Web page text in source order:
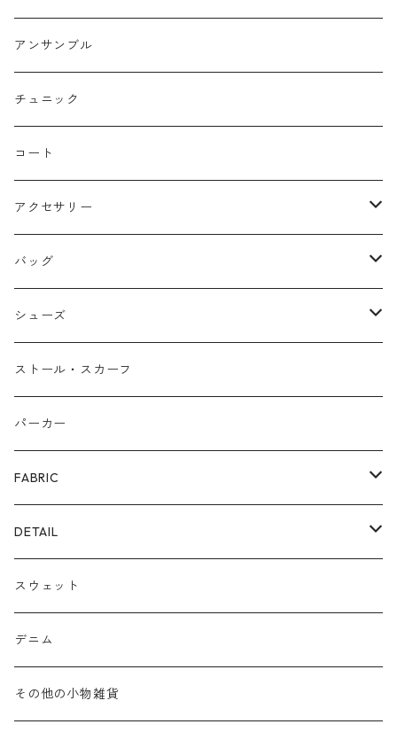
コクーン/バレル/カーブ
ストレート
チェック
リバーシブル
バルーン
サロペット オールインワン
アンサンブル
チュニック
コート
アクセサリー
ネックレス
バングル
ピアス/イヤリング
リング
バッグ
本革
布帛
カゴ
ファー
ECOレザー/ファー/ムートン
シューズ
サンダル/ミュール
スニーカー/カジュアルシューズ
パンプス/綺麗めシューズ
ブーツ
ストール・スカーフ
パーカー
FABRIC
裏毛スウェット
爆暖フリース裏起毛
ボア
デニム
DETAIL
ロゴ
前後２WAY
スウェット
デニム
その他の小物雑貨